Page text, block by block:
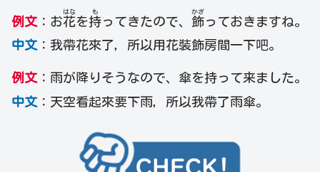
例文 ：お花
はな
を持
も
ってきたので、 飾
かざ
っておきますね。
中文 ：我帶花來了，所以用花裝飾房間一下吧。
例文 ：雨が降りそうなので、傘を持って来ました。
中文 ：天空看起來要下雨，所以我帶了雨傘。